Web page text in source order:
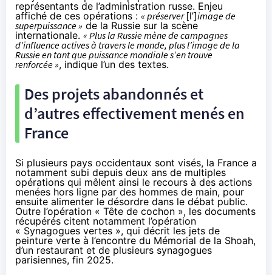
représentants de l’administration russe. Enjeu
affiché de ces opérations : « préserver[l’]image de
superpuissance » de la Russie sur la scène
internationale. « Plus la Russie mène de campagnes
d’influence actives à travers le monde, plus l’image de la
Russie en tant que puissance mondiale s’en trouve
renforcée », indique l’un des textes.
Des projets abandonnés et
d’autres effectivement menés en
France
Si plusieurs pays occidentaux sont visés, la France a
notamment subi depuis deux ans de multiples
opérations qui mêlent ainsi le recours à des actions
menées hors ligne par des hommes de main, pour
ensuite alimenter le désordre dans le débat public.
Outre l’opération « Tête de cochon », les documents
récupérés citent notamment l’opération
« Synagogues vertes », qui décrit les jets de
peinture verte à l’encontre du Mémorial de la Shoah,
d’un restaurant et de plusieurs synagogues
parisiennes, fin 2025.